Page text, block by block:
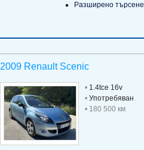
Разширено търсене
2009 Renault Scenic
•1.4tce 16v
•Употребяван
• 180 500 км